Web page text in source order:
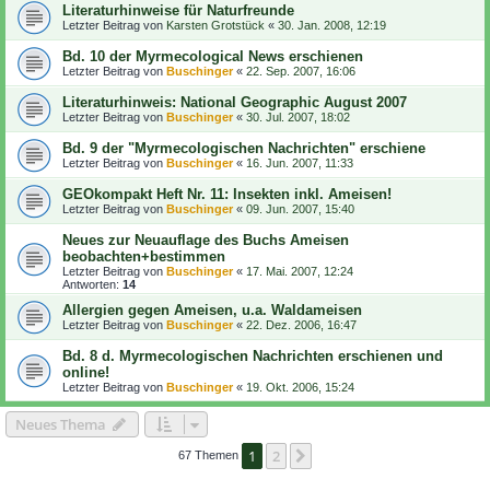
Literaturhinweise für Naturfreunde
Letzter Beitrag von Karsten Grotstück « 30. Jan. 2008, 12:19
Bd. 10 der Myrmecological News erschienen
Letzter Beitrag von Buschinger« 22. Sep. 2007, 16:06
Literaturhinweis: National Geographic August 2007
Letzter Beitrag von Buschinger« 30. Jul. 2007, 18:02
Bd. 9 der "Myrmecologischen Nachrichten" erschiene
Letzter Beitrag von Buschinger« 16. Jun. 2007, 11:33
GEOkompakt Heft Nr. 11: Insekten inkl. Ameisen!
Letzter Beitrag von Buschinger« 09. Jun. 2007, 15:40
Neues zur Neuauflage des Buchs Ameisen
beobachten+bestimmen
Letzter Beitrag von Buschinger« 17. Mai. 2007, 12:24
Antworten: 14
Allergien gegen Ameisen, u.a. Waldameisen
Letzter Beitrag von Buschinger« 22. Dez. 2006, 16:47
Bd. 8 d. Myrmecologischen Nachrichten erschienen und
online!
Letzter Beitrag von Buschinger« 19. Okt. 2006, 15:24
Neues Thema
67 Themen 1 2